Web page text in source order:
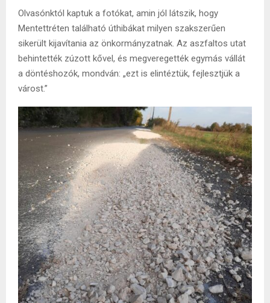
Olvasónktól kaptuk a fotókat, amin jól látszik, hogy
Mentettréten található úthibákat milyen szakszerűen
sikerült kijavítania az önkormányzatnak. Az aszfaltos utat
behintették zúzott kővel, és megveregették egymás vállát
a döntéshozók, mondván: „ezt is elintéztük, fejlesztjük a
várost.”